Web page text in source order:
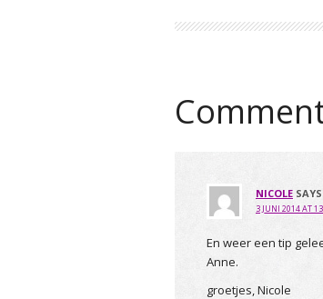
NICOLE SAYS
3 JUNI 2014 AT
En weer een tip
Anne.
groetjes, Nicole